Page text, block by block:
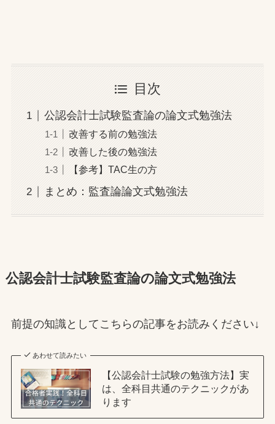
目次
公認会計士試験監査論の論文式勉強法
改善する前の勉強法
改善した後の勉強法
【参考】TAC生の方
まとめ：監査論論文式勉強法
公認会計士試験監査論の論文式勉強法
前提の知識としてこちらの記事をお読みください↓
あわせて読みたい
【公認会計士試験の勉強方法】実
は、全科目共通のテクニックがあ
ります